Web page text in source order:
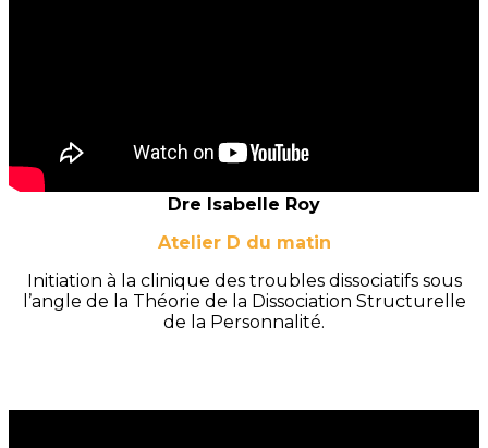
Dre Isabelle Roy
Atelier D du matin
Initiation à la clinique des troubles dissociatifs sous
l’angle de la Théorie de la Dissociation Structurelle
de la Personnalité.